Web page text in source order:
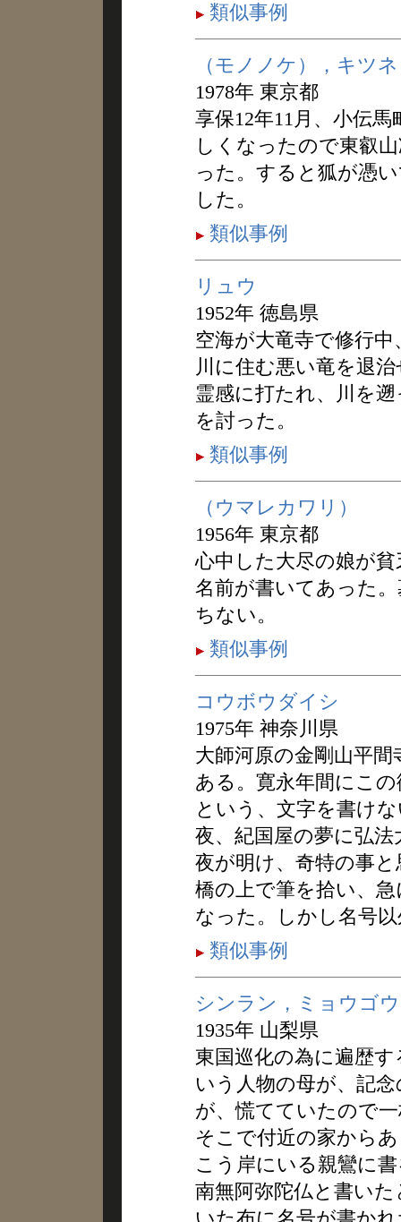
類似事例
（モノノケ），キツ
1978年 東京都
享保12年11月、小伝
しくなったので東叡
った。すると狐が憑
した。
類似事例
リュウ
1952年 徳島県
空海が大竜寺で修行
川に住む悪い竜を退
霊感に打たれ、川を
を討った。
類似事例
（ウマレカワリ）
1956年 東京都
心中した大尽の娘が
名前が書いてあった
ちない。
類似事例
コウボウダイシ
1975年 神奈川県
大師河原の金剛山平
ある。寛永年間にこ
という、文字を書け
夜、紀国屋の夢に弘
夜が明け、奇特の事
橋の上で筆を拾い、
なった。しかし名号
類似事例
シンラン，ミョウゴウ
1935年 山梨県
東国巡化の為に遍歴
いう人物の母が、記
が、慌てていたので
そこで付近の家から
こう岸にいる親鸞に
南無阿弥陀仏と書い